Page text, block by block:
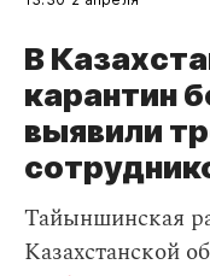
В
карантин
выявили
Тайыншинская
Казахстанской